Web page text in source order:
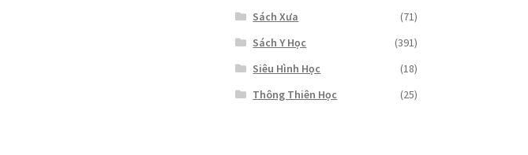
Sách Xưa
(71)
Sách Y Học
(391)
Siêu Hình Học
(18)
Thông Thiên Học
(25)